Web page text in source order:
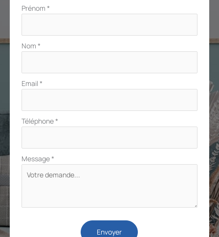
Formulaire
Prénom *
Nom *
Email *
Téléphone*
Message*
Envoyer